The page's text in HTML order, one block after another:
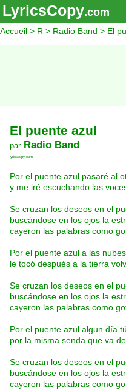
LyricsCopy.com
Accueil > R > Radio Band > El
El puente azul
par Radio Band
lyricscopy.com
Por el puente azul pasaré al
y me iré escuchando las
Se cruzan los deseos en el
buscándose en los ojos la
cayeron las palabras como
Por el puente azul a las
le tocó después a la tierra
Se cruzan los deseos en el
buscándose en los ojos la
cayeron las palabras como
Por el puente azul algun día
por la misma senda que va
Se cruzan los deseos en el
buscándose en los ojos la
cayeron las palabras como